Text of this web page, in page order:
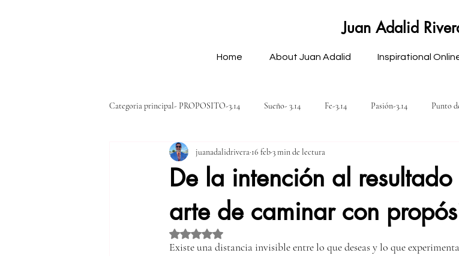
Juan Adalid
Home About Juan Adalid Inspirational
Categoria principal- PROPOSITO-3.14 Sueño- 3.14 Fe-3.14 Pasión-3.14 Punto
Cualidades-3.14 Oportunidades y posibilidades-3.14
Voluntad y compromiso-3.14
De la intención al
arte de caminar con
juanadalidrivera 16 feb3 min de lectura
Obtuvo NaN de 5 estrellas.
Existe una distancia invisible entre lo que deseas y lo que